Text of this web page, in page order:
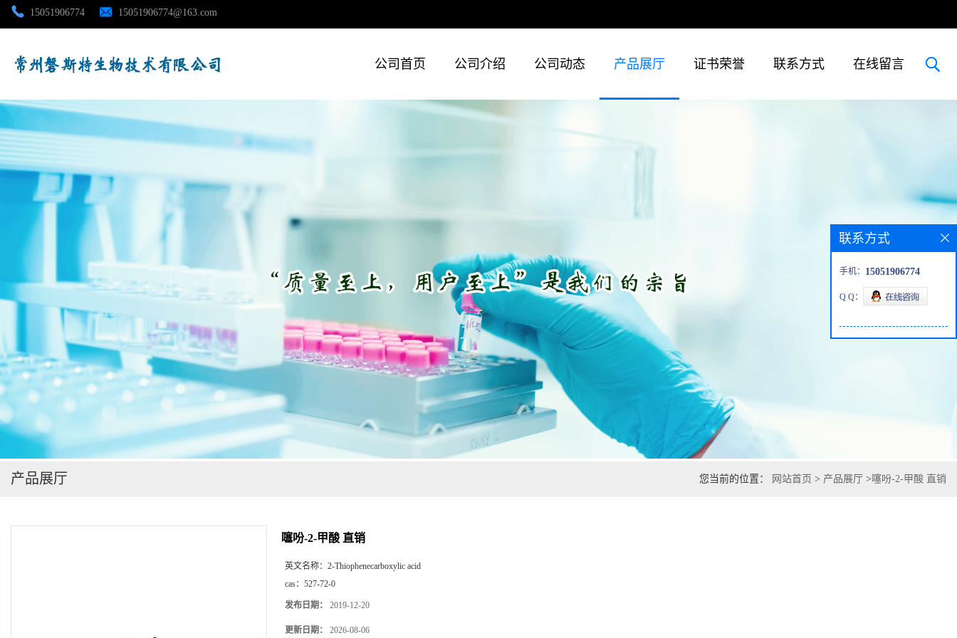
15051906774 15051906774@163.com
公司首页 公司介绍 公司动态 产品展厅 证书荣誉 联系方式 在线留言
公司首页
公司介绍
公司动态
产品展厅
联系方式
产品展厅 您当前的位置： 网站首页 > 产品展厅 >噻吩-2-甲酸 直销
噻吩-2-甲酸 直销
英文名称： 2-Thiophenecarboxylic acid
cas： 527-72-0
发布日期： 2019-12-20
更新日期： 2026-08-06
联系方式
手机： 15051906774
Q Q：